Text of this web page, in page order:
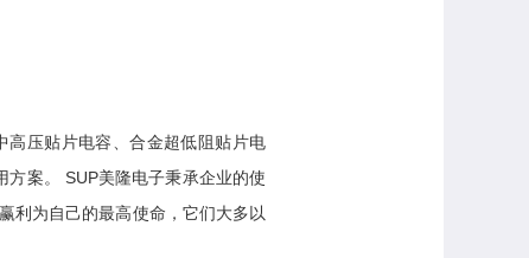
高压贴片电容、合金超低阻贴片电
案。 SUP美隆电子秉承企业的使
利为自己的最高使命，它们大多以